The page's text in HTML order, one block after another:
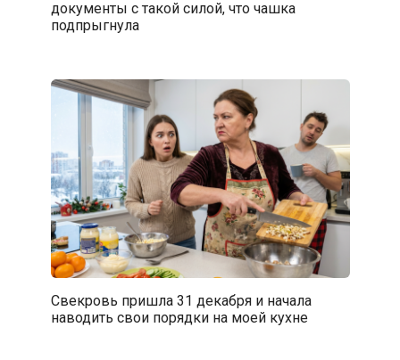
документы с такой силой, что чашка
подпрыгнула
Свекровь пришла 31 декабря и начала
наводить свои порядки на моей кухне